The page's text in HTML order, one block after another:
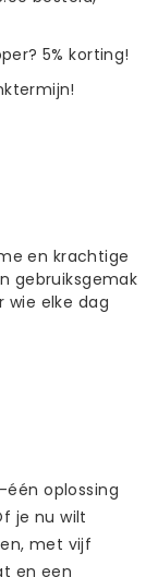
5% korting!
en krachtige
gebruiksgemak
elke dag
één oplossing
je nu wilt
met vijf
en een